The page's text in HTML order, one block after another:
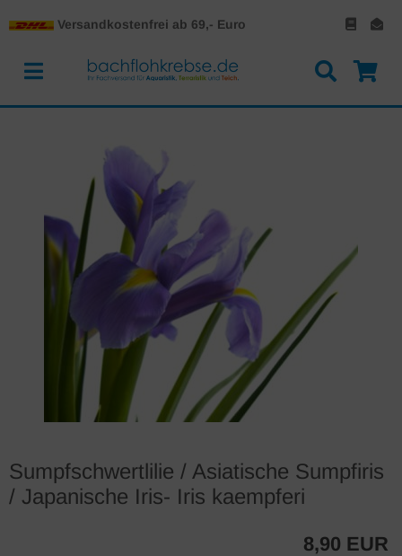
Versandkostenfrei ab 69,- Euro
Sumpfschwertlilie / Asiatische Sumpfiris
/ Japanische Iris- Iris kaempferi
8,90 EUR